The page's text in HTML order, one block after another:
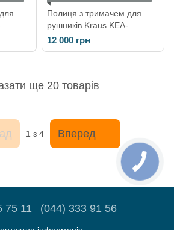
Полиця з тримачем для
рушників Kraus KEA-
16542BN
12 000 грн
ще 20 товарів
1 з 4 Вперед
75 11 (044) 333 91 56